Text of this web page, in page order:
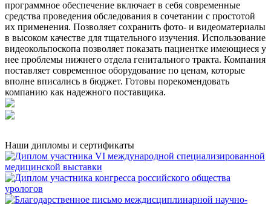
программное обеспечение включает в себя современные
средства проведения обследования в сочетании с простотой
их применения. Позволяет сохранить фото- и видеоматериалы
в высоком качестве для тщательного изучения. Использование
видеокольпоскопа позволяет показать пациентке имеющиеся у
нее проблемы нижнего отдела генитального тракта. Компания
поставляет современное оборудование по ценам, которые
вполне вписались в бюджет. Готовы порекомендовать
компанию как надежного поставщика.
Наши дипломы и сертификаты